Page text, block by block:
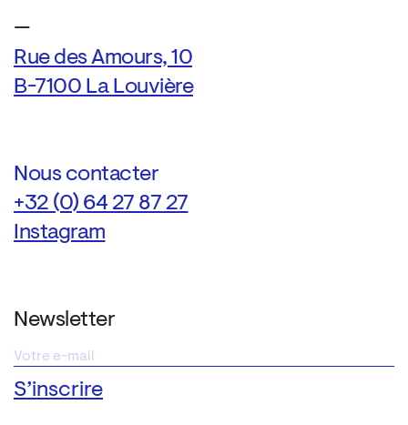
—
Rue des Amours, 10
B-7100 La Louvière
Nous contacter
+32 (0) 64 27 87 27
Instagram
Newsletter